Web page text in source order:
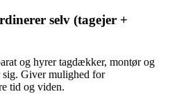
selv (tagejer +
og hyrer tagdækker, montør og
sig. Giver mulighed for
tid og viden.